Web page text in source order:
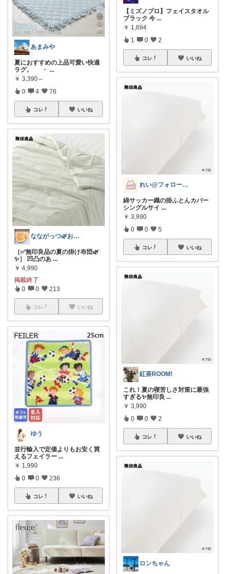
あまみや
夏におすすめの上品可愛い快適
ラグ。 ・ ...
￥ 3,390～
0 4 76
コレ いいね
なながっつ🌿お得好き！コスパも大切💛
［✅無印良品の夏の掛け布団🌿
✨］ 凹凸のあ ...
￥ 4,990
掲載終了
0 0 213
コレ いいね
ゆう
並行輸入で定価よりもお安く買
えるフェイラー ...
￥ 1,990
0 0 236
コレ いいね
【ミズノプロ】フェイスタオル
ブラック 今 ...
￥ 1,694
1 0 2
コレ いいね
れい@フォロー＆経由購入感謝です♪
綿サッカー織の掛ふとんカバー
シングルサイ ...
￥ 3,990
0 0 5
コレ いいね
紅茶ROOM!
これ！夏の寝苦しさ対策に最強
すぎる✨無印良 ...
￥ 3,990
0 0 2
コレ いいね
ロンちゃん